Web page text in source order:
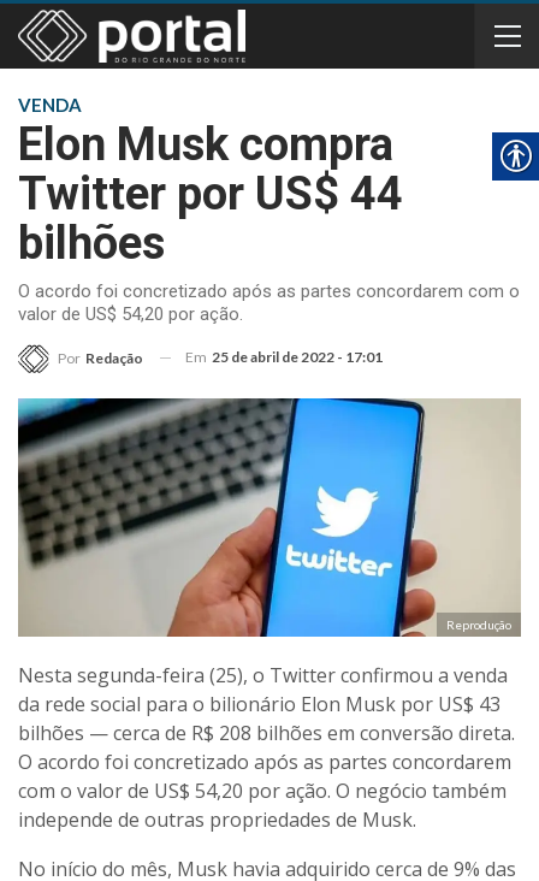
VENDA
Elon Musk compra
Twitter por US$ 44
bilhões
O acordo foi concretizado após as partes concordarem com o
valor de US$ 54,20 por ação.
Por Redação Em 25 de abril de 2022 - 17:01
Reprodução
Nesta segunda-feira (25), o Twitter confirmou a venda
da rede social para o bilionário Elon Musk por US$ 43
bilhões — cerca de R$ 208 bilhões em conversão direta.
O acordo foi concretizado após as partes concordarem
com o valor de US$ 54,20 por ação. O negócio também
independe de outras propriedades de Musk.
No início do mês, Musk havia adquirido cerca de 9% das